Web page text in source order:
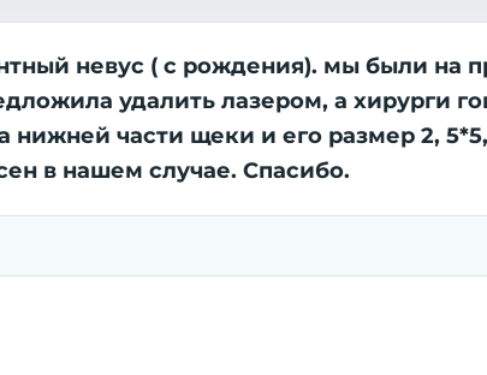
невус ( с рождения). мы были на
удалить лазером, а хирурги
нижней части щеки и его размер 2,
в нашем случае. Спасибо.